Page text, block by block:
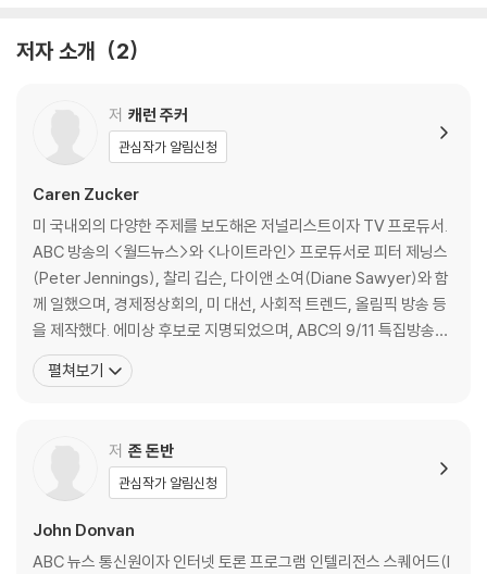
몫만큼 역사의 수레바퀴를 굴렸다. 꿈쩍도 않던 수레바퀴가 마침내 진창을
정치인이 재능과 열정과 시간과 노력과 영향력을 아낌없이 바친 결과다.
그러나 무엇보다 큰 힘을 발휘한 사람, 자폐인을 끔찍한 수용기관에서 해
“어딘지 다른 사람”이 살아갈 자리를 마련해야 한다고 모두를 설득한 사람
은 자폐인과 가족, 그리고 그들의 말에 귀를 기울인 이름 없는 보통 사람들
이었다. 이 책은 그들의 피와 땀과 눈물, 희생과 비극과 시행착오, 간절한
염원과 비범한 용기와 지극한 사랑에 관한 이야기다.
The stunning history of autism as it has been discovered and f
elt by parents, children and doctors
rent Key tells the extraordinary story of the world his diagnosi
s created - a riveting human drama that takes us across conti
e twentieth century.
저자 소개 2
저 캐런 주커
관심작가 알림신청
Caren Zucker
미 국내외의 다양한 주제를 보도해온 저널리스트이자 TV 프로듀서.
ABC 방송의 <월드뉴스>와 <나이트라인> 프로듀서로 피터 제닝스
(Peter Jennings), 찰리 깁슨, 다이앤 소여(Diane Sawyer)와 함
께 일했으며, 경제정상회의, 미 대선, 사회적 트렌드, 올림픽 방송 등
을 제작했다. 에미상 후보로 지명되었으며, ABC의 9/11 특집방송으
로 텔레비전 분야에서 가장 큰 영예인 피바디(Peabody)상과 알프
레드 듀퐁(Alfred L. DuPont)상을 수상했다. 큰 아들인 미키가 자
펼쳐보기
저 존 돈반
관심작가 알림신청
John Donvan
ABC 뉴스 통신원이자 인터넷 토론 프로그램 인텔리전스 스퀘어드(I